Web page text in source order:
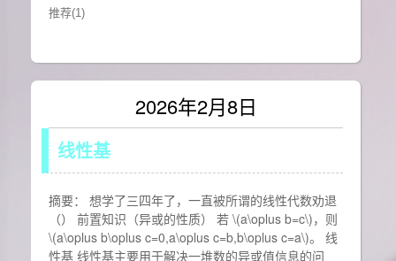
推荐(1)
2026年2月8日
线性基
摘要： 想学了三四年了，一直被所谓的线性代数劝退
（） 前置知识（异或的性质） 若 \(a\oplus b=c\)，则
\(a\oplus b\oplus c=0,a\oplus c=b,b\oplus c=a\)。 线
性基 线性基主要用于解决一堆数的异或值信息的问